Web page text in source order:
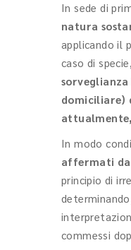
In sede di
natura
applicando il
caso di specie,
domiciliare)
In modo
affermati
principio di
commessi